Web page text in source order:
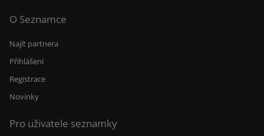
O Seznamce
Najít partnera
Přihlášení
Registrace
Novinky
Pro uživatele seznamky